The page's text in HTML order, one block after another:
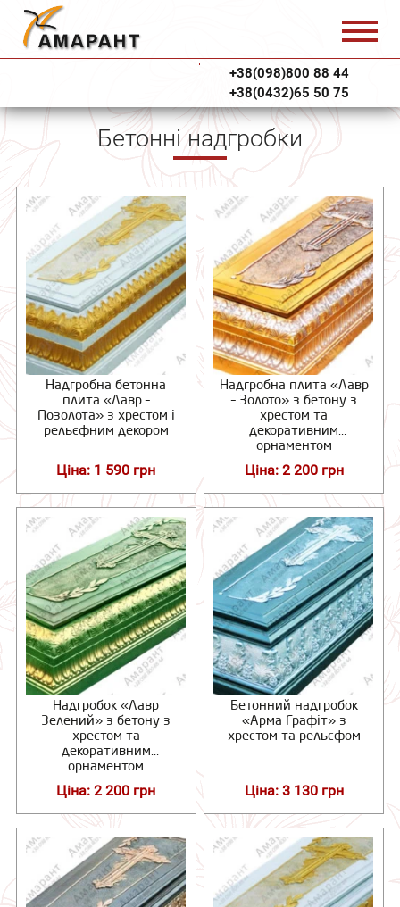
+38(098)800 88 44
+38(0432)65 50 75
Бетонні надгробки
Надгробна бетонна
плита «Лавр –
Позолота» з хрестом і
рельєфним декором
Ціна: 1 590 грн
Надгробна плита «Лавр
– Золото» з бетону з
хрестом та
декоративним
орнаментом
Ціна: 2 200 грн
Надгробок «Лавр
Зелений» з бетону з
хрестом та
декоративним
орнаментом
Ціна: 2 200 грн
Бетонний надгробок
«Арма Графіт» з
хрестом та рельєфом
Ціна: 3 130 грн